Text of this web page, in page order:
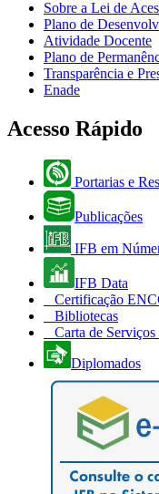
Sobre a Lei de
Plano de
Atividade Docente
Plano de
Transparência e
Enade
Acesso Rápido
Portarias e
Publicações
IFB em
IFB Data
Certificação
Bibliotecas
Carta de
Diplomados